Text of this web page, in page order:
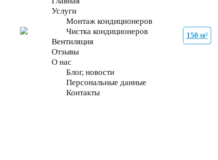
Услуги
Монтаж кондиционеров
Чистка кондиционеров
Вентиляция
Отзывы
О нас
Блог, новости
Персональные данные
Контакты
35 м²
21 м²
27 м²
70 м²
70 м²
70 м²
70 м²
150 м²